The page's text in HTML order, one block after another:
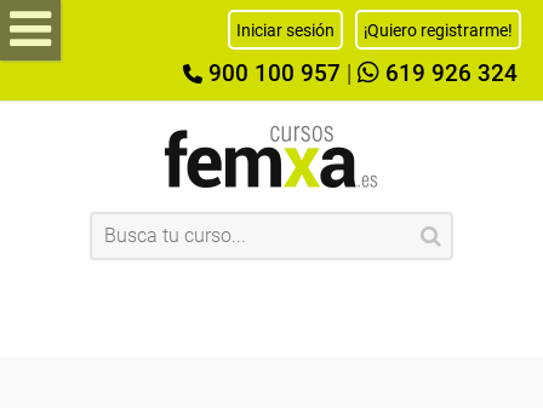
Iniciar sesión ¡Quiero registrarme!
900 100 957 619 926 324